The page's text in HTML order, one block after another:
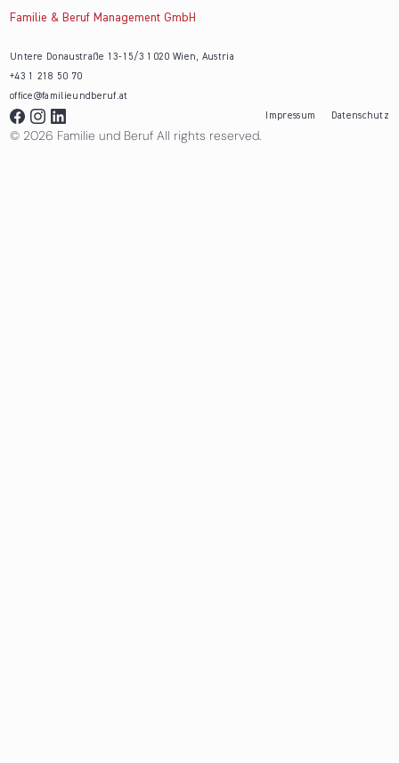
Familie & Beruf Management GmbH
Untere Donaustraße 13-15/3 1020 Wien, Austria
+43 1 218 50 70
office@familieundberuf.at
Impressum
Datenschutz
© 2026 Familie und Beruf All rights reserved.